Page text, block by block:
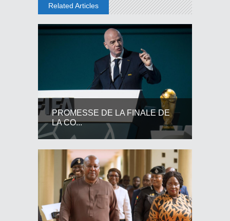
Related Articles
PROMESSE DE LA FINALE DE
LA CO...